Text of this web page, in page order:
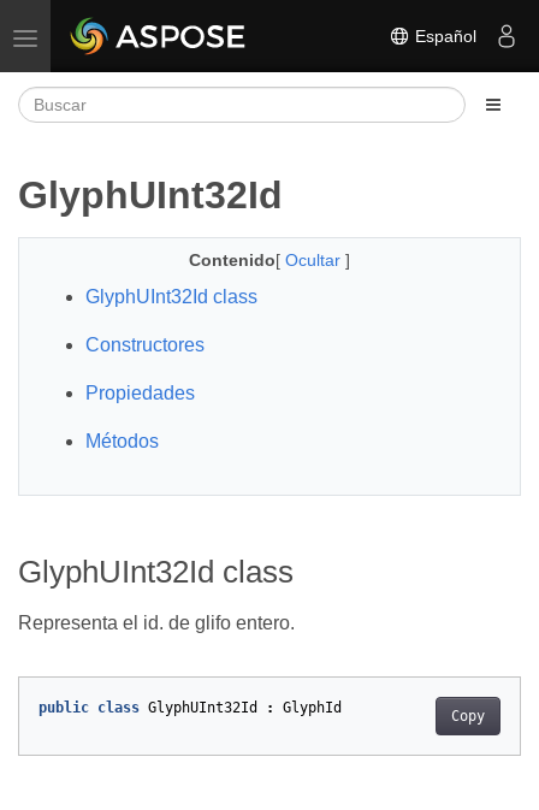
Alternar navegación Español
GlyphUInt32Id
Contenido[ Ocultar ]
GlyphUInt32Id class
Constructores
Propiedades
Métodos
GlyphUInt32Id class
Representa el id. de glifo entero.
Copy
public class GlyphUInt32Id : GlyphId